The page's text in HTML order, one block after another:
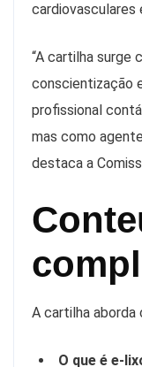
cardiovasculares
“A cartilha surge
conscientização
profissional
mas como
destaca a
A cartilha
O que é e-